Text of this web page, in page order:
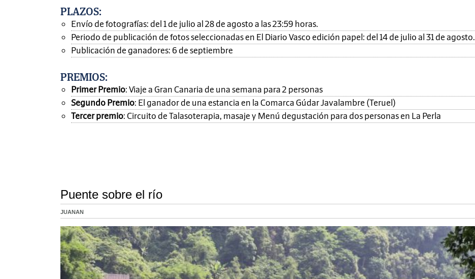
PLAZOS:
Envío de fotografías: del 1 de julio al 28 de agosto a las 23:59 horas.
Periodo de publicación de fotos seleccionadas en El Diario Vasco edición papel: del 14 de julio al 31 de agosto.
Publicación de ganadores: 6 de septiembre
PREMIOS:
Primer Premio: Viaje a Gran Canaria de una semana para 2 personas
Segundo Premio: El ganador de una estancia en la Comarca Gúdar Javalambre (Teruel)
Tercer premio: Circuito de Talasoterapia, masaje y Menú degustación para dos personas en La Perla
Puente sobre el río
JUANAN